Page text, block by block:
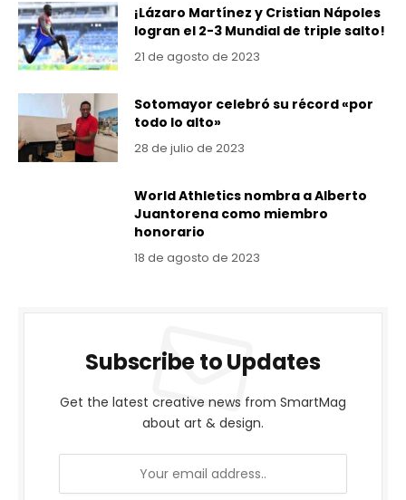
¡Lázaro Martínez y Cristian Nápoles
logran el 2-3 Mundial de triple salto!
21 de agosto de 2023
Sotomayor celebró su récord «por
todo lo alto»
28 de julio de 2023
World Athletics nombra a Alberto
Juantorena como miembro
honorario
18 de agosto de 2023
Subscribe to Updates
Get the latest creative news from SmartMag
about art & design.